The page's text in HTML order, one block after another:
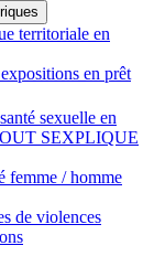
territoriale en
en prêt
sexuelle en
SEXPLIQUE
femme / homme
de violences